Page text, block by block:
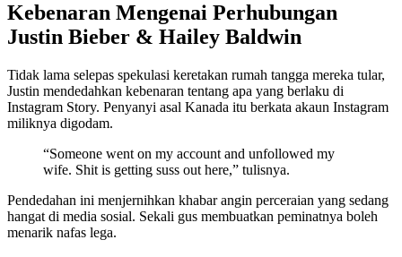
Kebenaran Mengenai Perhubungan
Justin Bieber & Hailey Baldwin
Tidak lama selepas spekulasi keretakan rumah tangga mereka tular,
Justin mendedahkan kebenaran tentang apa yang berlaku di
Instagram Story. Penyanyi asal Kanada itu berkata akaun Instagram
miliknya digodam.
“Someone went on my account and unfollowed my
wife. Shit is getting suss out here,” tulisnya.
Pendedahan ini menjernihkan khabar angin perceraian yang sedang
hangat di media sosial. Sekali gus membuatkan peminatnya boleh
menarik nafas lega.